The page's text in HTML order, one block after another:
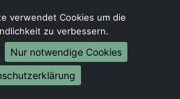
nach Lettland
nach Zypern
nach Kroatien
nach Estland
nach Finnland
verwendet Cookies um die
zu verbessern.
Nur notwendige Cookies